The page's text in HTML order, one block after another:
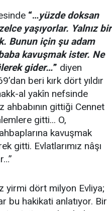
“…yüzde doksan
yaşıyorlar. Yalnız bir
Bunun için şu adam
kavuşmak ister. Ne
gider…” diyen
beri kırk dört yıldır
al yakîn nefsinde
gittiği Cennet
gitti... O,
kavuşmak
gitti. Evlatlarımız nâşı
yirmi dört milyon Evliya;
bu hakikati anlatıyor. Bir